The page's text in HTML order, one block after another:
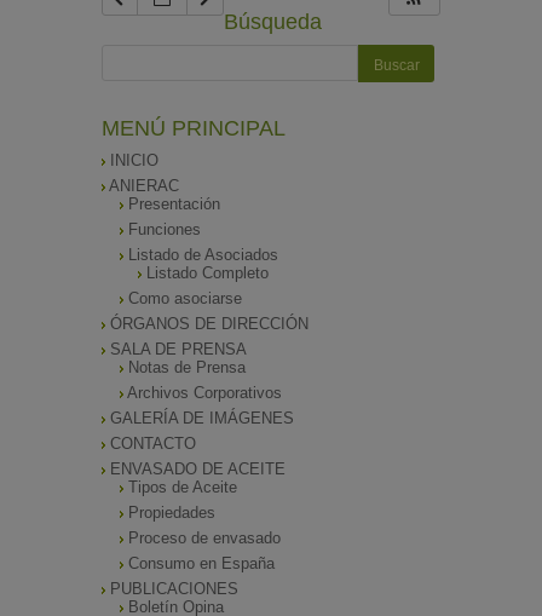
Búsqueda
MENÚ PRINCIPAL
INICIO
ANIERAC
Presentación
Funciones
Listado de Asociados
Listado Completo
Como asociarse
ÓRGANOS DE DIRECCIÓN
SALA DE PRENSA
Notas de Prensa
Archivos Corporativos
GALERÍA DE IMÁGENES
CONTACTO
ENVASADO DE ACEITE
Tipos de Aceite
Propiedades
Proceso de envasado
Consumo en España
PUBLICACIONES
Boletín Opina